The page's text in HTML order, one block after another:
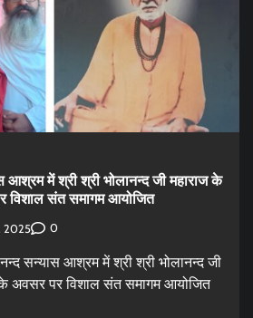
आश्रम में श्री श्री भोलानन्द जी महाराज के
विशाल संत समागम आयोजित
2025 0
सन्यास आश्रम में श्री श्री भोलानन्द जी
के अवसर पर विशाल संत समागम आयोजित